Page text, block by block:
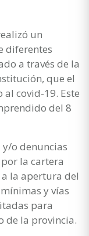
un
diferentes
a través de la
que el
covid-19. Este
del 8
y/o denuncias
la cartera
la apertura del
y vías
para
de la provincia.